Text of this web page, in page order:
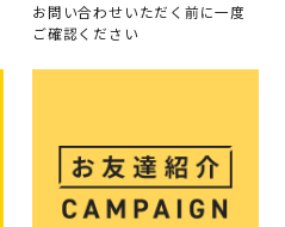
お問い合わせいただく前に一度
ご確認ください